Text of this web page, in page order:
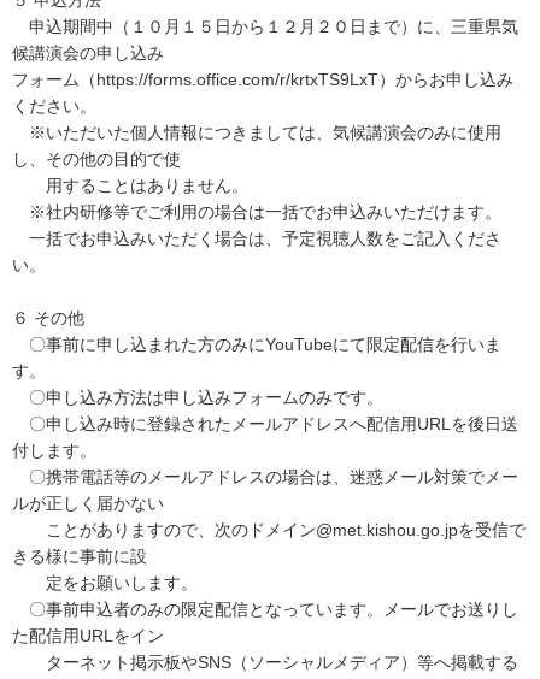
申込期間中（１０月１５日から１２月２０日まで）に、三重県気
候講演会の申し込み
フォーム（https://forms.office.com/r/krtxTS9LxT）からお申し込み
ください。
※いただいた個人情報につきましては、気候講演会のみに使用
し、その他の目的で使
用することはありません。
※社内研修等でご利用の場合は一括でお申込みいただけます。
一括でお申込みいただく場合は、予定視聴人数をご記入くださ
い。
６ その他
〇事前に申し込まれた方のみにYouTubeにて限定配信を行いま
す。
〇申し込み方法は申し込みフォームのみです。
〇申し込み時に登録されたメールアドレスへ配信用URLを後日送
付します。
〇携帯電話等のメールアドレスの場合は、迷惑メール対策でメー
ルが正しく届かない
ことがありますので、次のドメイン@met.kishou.go.jpを受信で
きる様に事前に設
定をお願いします。
〇事前申込者のみの限定配信となっています。メールでお送りし
た配信用URLをイン
ターネット掲示板やSNS（ソーシャルメディア）等へ掲載する